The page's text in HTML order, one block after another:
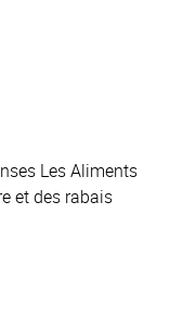
Les Aliments
et des rabais